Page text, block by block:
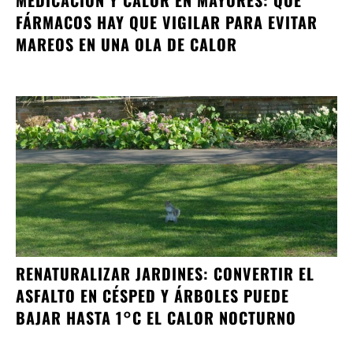
FÁRMACOS HAY QUE VIGILAR PARA EVITAR
MAREOS EN UNA OLA DE CALOR
RENATURALIZAR JARDINES: CONVERTIR EL
ASFALTO EN CÉSPED Y ÁRBOLES PUEDE
BAJAR HASTA 1°C EL CALOR NOCTURNO